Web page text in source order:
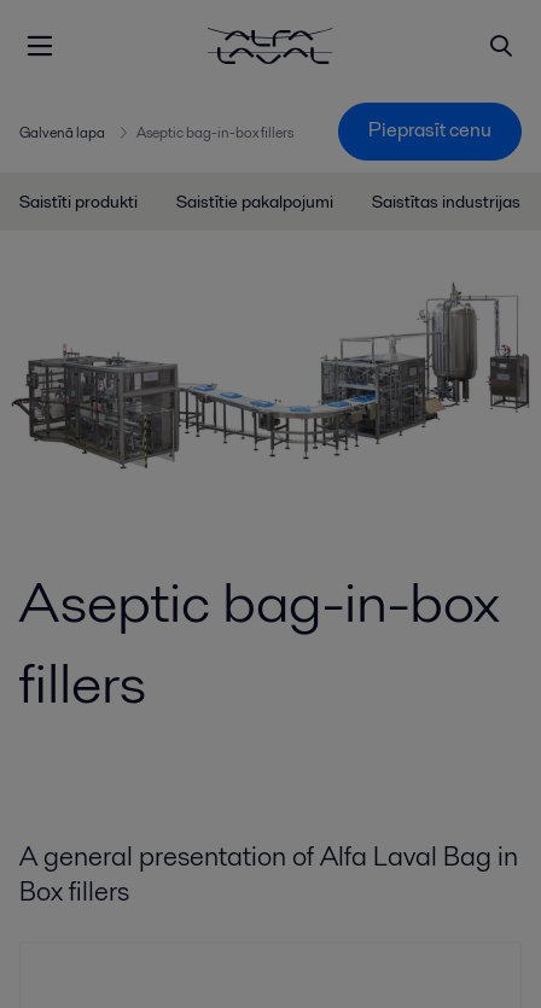
Galvenā lapa Aseptic bag-in-box fillers Pieprasīt cenu
Saistīti produkti Saistītie pakalpojumi Saistītas industrijas
Aseptic bag-in-box
fillers
A general presentation of Alfa Laval Bag in
Box fillers